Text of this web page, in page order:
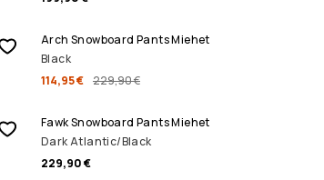
ALENNUSMYYNTI
Arch Snowboard Pants Miehet
Black
114,95 € 229,90 €
Fawk Snowboard Pants Miehet
Dark Atlantic/Black
229,90 €